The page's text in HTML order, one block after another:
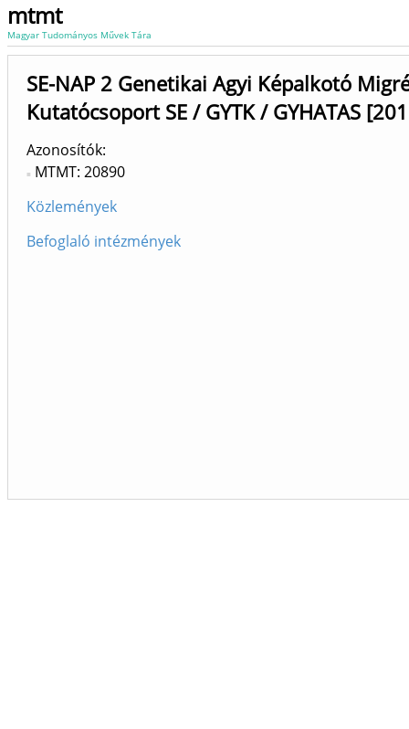
mtmt
Magyar Tudományos Művek Tára
SE-NAP 2 Genetikai Agyi Képalkotó
Kutatócsoport SE / GYTK / GYHATAS
Azonosítók
MTMT: 20890
Közlemények
Befoglaló intézmények